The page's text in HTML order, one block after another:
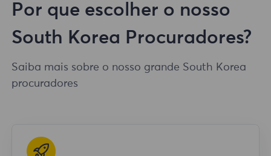
Por que escolher o nosso
South Korea Procuradores?
Saiba mais sobre o nosso grande South Korea
procuradores